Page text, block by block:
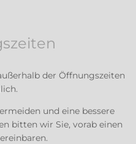
der Öffnungszeiten
und eine bessere
bitten wir Sie, vorab einen